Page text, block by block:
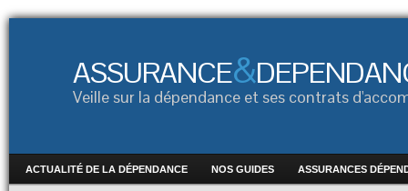
ASSURANCE&
Veille sur la dépendance et ses contrats
ACTUALITÉ DE LA DÉPENDANCE NOS GUIDES ASSURANCES